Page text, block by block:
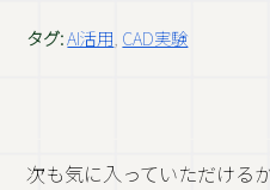
タグ:AI活用 CAD実験
次も気に入っていただける